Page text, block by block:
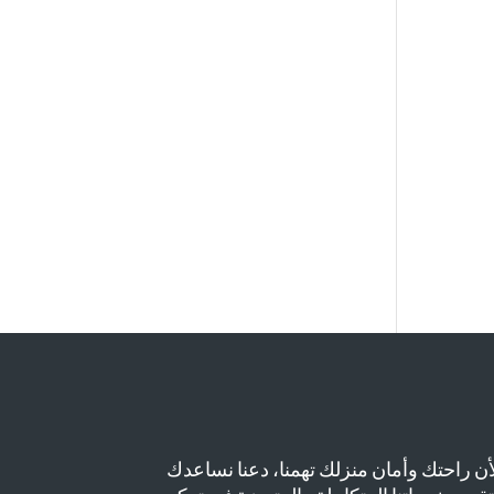
راحتك وأمان منزلك تهمنا، دعنا نساعدك